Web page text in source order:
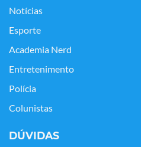
Notícias
Esporte
Academia Nerd
Entretenimento
Polícia
Colunistas
DÚVIDAS